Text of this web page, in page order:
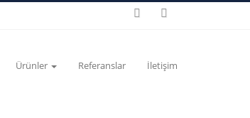
Ürünler Referanslar İletişim